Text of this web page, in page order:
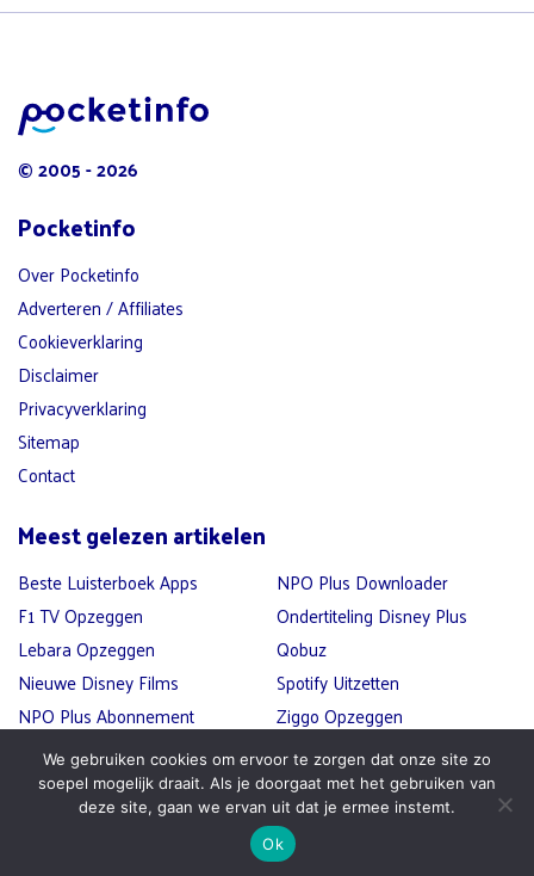
© 2005 - 2026
Pocketinfo
Over Pocketinfo
Adverteren / Affiliates
Cookieverklaring
Disclaimer
Privacyverklaring
Sitemap
Contact
Meest gelezen artikelen
Beste Luisterboek Apps
F1 TV Opzeggen
Lebara Opzeggen
Nieuwe Disney Films
NPO Plus Abonnement
Afsluiten
NPO Plus Downloader
Ondertiteling Disney Plus
Qobuz
Spotify Uitzetten
Ziggo Opzeggen
We gebruiken cookies om ervoor te zorgen dat onze site zo
soepel mogelijk draait. Als je doorgaat met het gebruiken van
deze site, gaan we ervan uit dat je ermee instemt.
Ok